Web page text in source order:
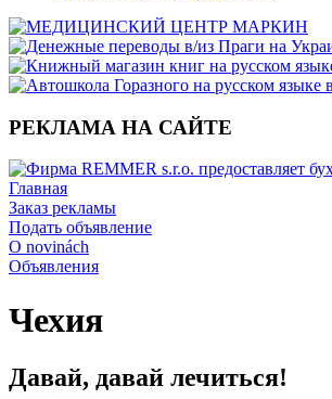
РЕКЛАМА НА САЙТЕ
Главная
Заказ рекламы
Подать объявление
O novinách
Объявления
Чехия
Давай, давай лечиться!